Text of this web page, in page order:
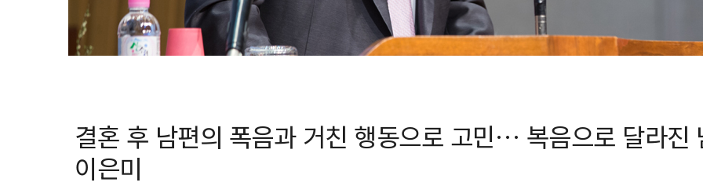
결혼 후 남편의 폭음과 거친 행동으로 고민… 복음으로 달라진
이은미